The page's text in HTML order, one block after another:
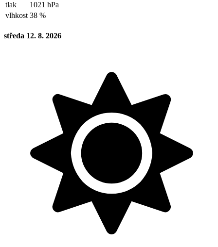
tlak
1021 hPa
vlhkost 38 %
středa 12. 8. 2026